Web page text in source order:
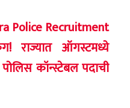
Police Recruitment
राज्यात ऑगस्टमध्ये
कॉन्स्टेबल पदाची